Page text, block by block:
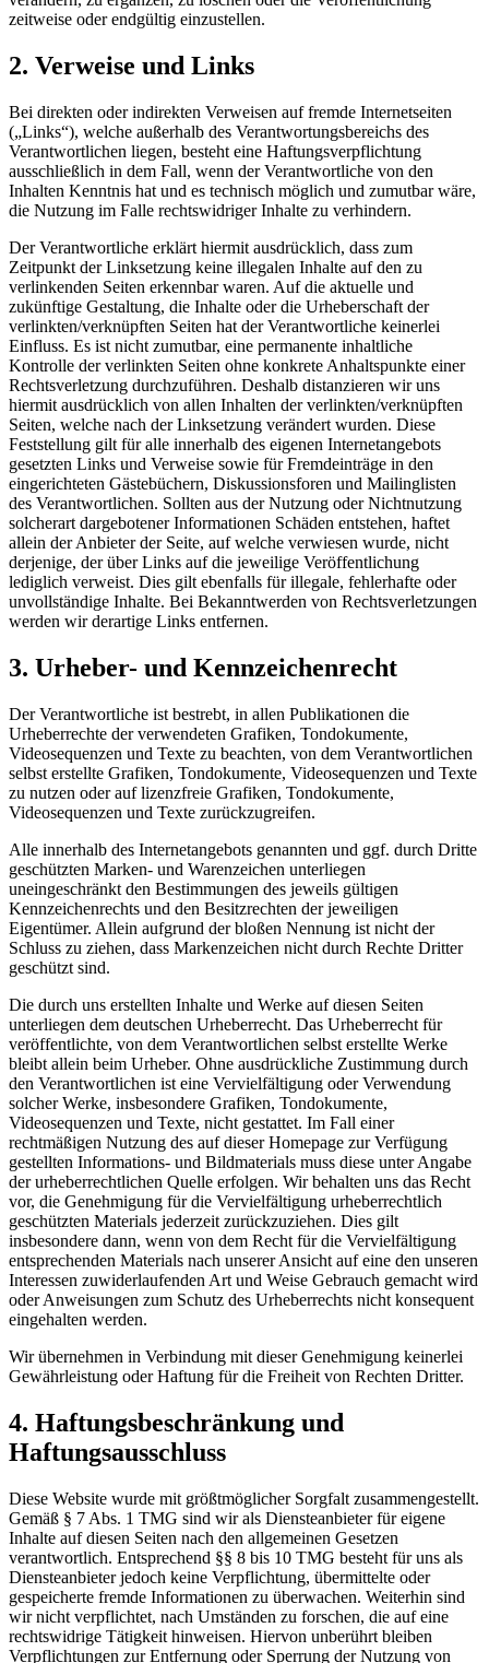
zeitweise oder endgültig einzustellen.
2. Verweise und Links
Bei direkten oder indirekten Verweisen auf fremde Internetseiten
(„Links“), welche außerhalb des Verantwortungsbereichs des
Verantwortlichen liegen, besteht eine Haftungsverpflichtung
ausschließlich in dem Fall, wenn der Verantwortliche von den
Inhalten Kenntnis hat und es technisch möglich und zumutbar wäre,
die Nutzung im Falle rechtswidriger Inhalte zu verhindern.
Der Verantwortliche erklärt hiermit ausdrücklich, dass zum
Zeitpunkt der Linksetzung keine illegalen Inhalte auf den zu
verlinkenden Seiten erkennbar waren. Auf die aktuelle und
zukünftige Gestaltung, die Inhalte oder die Urheberschaft der
verlinkten/verknüpften Seiten hat der Verantwortliche keinerlei
Einfluss. Es ist nicht zumutbar, eine permanente inhaltliche
Kontrolle der verlinkten Seiten ohne konkrete Anhaltspunkte einer
Rechtsverletzung durchzuführen. Deshalb distanzieren wir uns
hiermit ausdrücklich von allen Inhalten der verlinkten/verknüpften
Seiten, welche nach der Linksetzung verändert wurden. Diese
Feststellung gilt für alle innerhalb des eigenen Internetangebots
gesetzten Links und Verweise sowie für Fremdeinträge in den
eingerichteten Gästebüchern, Diskussionsforen und Mailinglisten
des Verantwortlichen. Sollten aus der Nutzung oder Nichtnutzung
solcherart dargebotener Informationen Schäden entstehen, haftet
allein der Anbieter der Seite, auf welche verwiesen wurde, nicht
derjenige, der über Links auf die jeweilige Veröffentlichung
lediglich verweist. Dies gilt ebenfalls für illegale, fehlerhafte oder
unvollständige Inhalte. Bei Bekanntwerden von Rechtsverletzungen
werden wir derartige Links entfernen.
3. Urheber- und Kennzeichenrecht
Der Verantwortliche ist bestrebt, in allen Publikationen die
Urheberrechte der verwendeten Grafiken, Tondokumente,
Videosequenzen und Texte zu beachten, von dem Verantwortlichen
selbst erstellte Grafiken, Tondokumente, Videosequenzen und Texte
zu nutzen oder auf lizenzfreie Grafiken, Tondokumente,
Videosequenzen und Texte zurückzugreifen.
Alle innerhalb des Internetangebots genannten und ggf. durch Dritte
geschützten Marken- und Warenzeichen unterliegen
uneingeschränkt den Bestimmungen des jeweils gültigen
Kennzeichenrechts und den Besitzrechten der jeweiligen
Eigentümer. Allein aufgrund der bloßen Nennung ist nicht der
Schluss zu ziehen, dass Markenzeichen nicht durch Rechte Dritter
geschützt sind.
Die durch uns erstellten Inhalte und Werke auf diesen Seiten
unterliegen dem deutschen Urheberrecht. Das Urheberrecht für
veröffentlichte, von dem Verantwortlichen selbst erstellte Werke
bleibt allein beim Urheber. Ohne ausdrückliche Zustimmung durch
den Verantwortlichen ist eine Vervielfältigung oder Verwendung
solcher Werke, insbesondere Grafiken, Tondokumente,
Videosequenzen und Texte, nicht gestattet. Im Fall einer
rechtmäßigen Nutzung des auf dieser Homepage zur Verfügung
gestellten Informations- und Bildmaterials muss diese unter Angabe
der urheberrechtlichen Quelle erfolgen. Wir behalten uns das Recht
vor, die Genehmigung für die Vervielfältigung urheberrechtlich
geschützten Materials jederzeit zurückzuziehen. Dies gilt
insbesondere dann, wenn von dem Recht für die Vervielfältigung
entsprechenden Materials nach unserer Ansicht auf eine den unseren
Interessen zuwiderlaufenden Art und Weise Gebrauch gemacht wird
oder Anweisungen zum Schutz des Urheberrechts nicht konsequent
eingehalten werden.
Wir übernehmen in Verbindung mit dieser Genehmigung keinerlei
Gewährleistung oder Haftung für die Freiheit von Rechten Dritter.
4. Haftungsbeschränkung und
Haftungsausschluss
Diese Website wurde mit größtmöglicher Sorgfalt zusammengestellt.
Gemäß § 7 Abs. 1 TMG sind wir als Diensteanbieter für eigene
Inhalte auf diesen Seiten nach den allgemeinen Gesetzen
verantwortlich. Entsprechend §§ 8 bis 10 TMG besteht für uns als
Diensteanbieter jedoch keine Verpflichtung, übermittelte oder
gespeicherte fremde Informationen zu überwachen. Weiterhin sind
wir nicht verpflichtet, nach Umständen zu forschen, die auf eine
rechtswidrige Tätigkeit hinweisen. Hiervon unberührt bleiben
Verpflichtungen zur Entfernung oder Sperrung der Nutzung von